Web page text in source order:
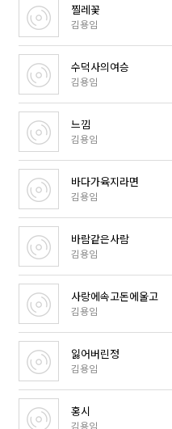
찔레꽃
김용임
수덕사의여승
김용임
느낌
김용임
바다가육지라면
김용임
바람같은사람
김용임
사랑에속고돈에울고
김용임
잃어버린정
김용임
홍시
김용임